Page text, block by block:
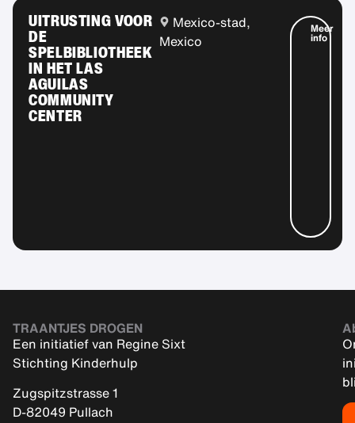
UITRUSTING VOOR
DE
SPELBIBLIOTHEEK
IN HET LAS
AGUILAS
COMMUNITY
CENTER
Mexico-stad,
Mexico
Meer
info
TRAANTJES DROGEN
Een initiatief van Regine Sixt
Stichting Kinderhulp
Zugspitzstrasse 1
D-82049 Pullach